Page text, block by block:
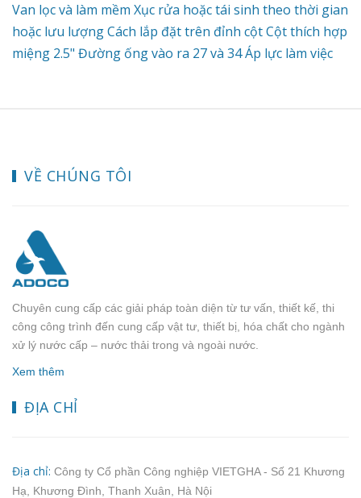
Van lọc và làm mềm Xục rửa hoặc tái sinh theo thời gian
hoặc lưu lượng Cách lắp đặt trên đỉnh cột Cột thích hợp
miệng 2.5" Đường ống vào ra 27 và 34 Áp lực làm việc
biết thêm chi tiết và nhận báo giá tốt nhất xin liên hệ
VỀ CHÚNG TÔI
Chuyên cung cấp các giải pháp toàn diện từ tư vấn, thiết kế, thi
công công trình đến cung cấp vật tư, thiết bị, hóa chất cho ngành
xử lý nước cấp – nước thải trong và ngoài nước.
Xem thêm
ĐỊA CHỈ
Địa chỉ: Công ty Cổ phần Công nghiệp VIETGHA - Số 21 Khương
Hạ, Khương Đình, Thanh Xuân, Hà Nội